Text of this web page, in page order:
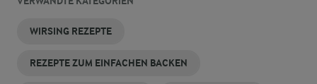
WIRSING REZEPTE
REZEPTE ZUM EINFACHEN BACKEN